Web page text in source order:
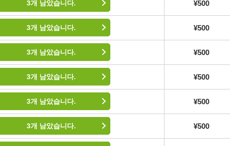
3개 남았습니다. ¥500
3개 남았습니다. ¥500
3개 남았습니다. ¥500
3개 남았습니다. ¥500
3개 남았습니다. ¥500
3개 남았습니다. ¥500